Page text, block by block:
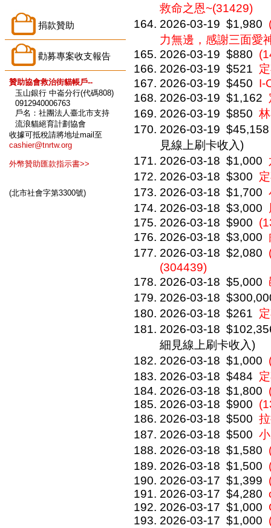
捐款贊助
勸募專案收支報告
贊助協會救治街貓帳戶--
玉山銀行 中崙分行(代碼808)
0912940006763
戶名：社團法人臺北市支持
流浪貓絕育計劃協會
收據可抵稅請將地址mail至
cashier@tnrtw.org
外幣贊助匯款指示書>>
(北市社會字第3300號)
救命之恩~(31429)
2026-03-19 $1,980
力無邊，感謝三面愛
2026-03-19 $880
2026-03-19 $521
2026-03-19 $450 I-
2026-03-19 $1,162
2026-03-19 $850
2026-03-19 $45,158
見線上刷卡收入)
2026-03-18 $1,000
2026-03-18 $300
2026-03-18 $1,700
2026-03-18 $3,000
2026-03-18 $900
2026-03-18 $3,000
2026-03-18 $2,080
(304439)
2026-03-18 $5,000
2026-03-18
2026-03-18 $261
2026-03-18
細見線上刷卡收入)
2026-03-18 $1,000
2026-03-18 $484
2026-03-18 $1,800
2026-03-18 $900
2026-03-18 $500
2026-03-18 $500
2026-03-18 $1,580
2026-03-18 $1,500
2026-03-17 $1,399
2026-03-17 $4,280
2026-03-17 $1,000
2026-03-17 $1,000